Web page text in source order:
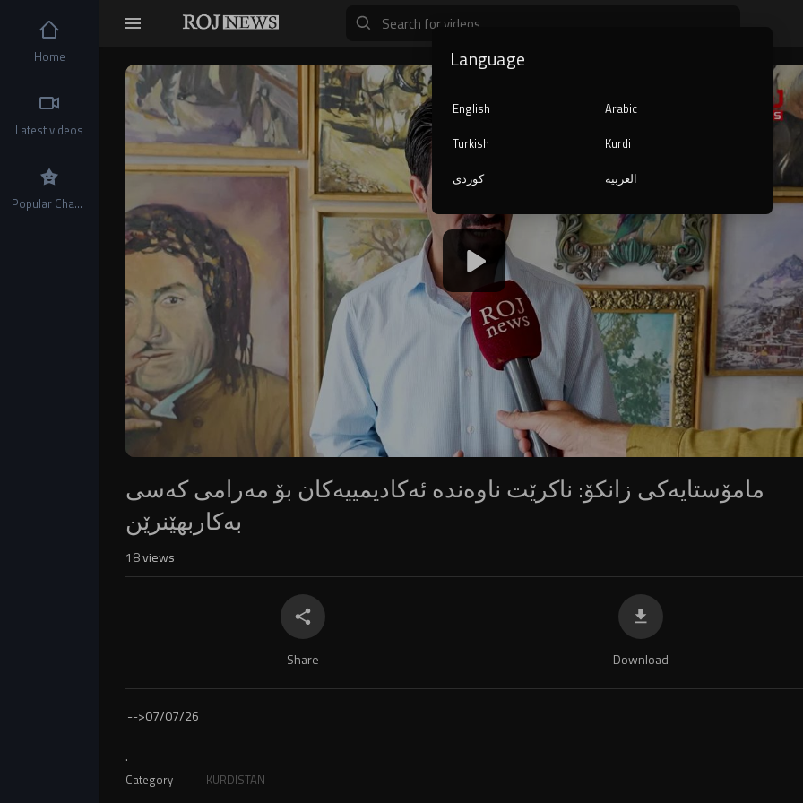
Video
Player
1080p
240p
auto
مامۆستایەکی زانکۆ: ناکرێت ناوەندە ئەکادیمییەکان بۆ مەرامی کەسی
بەکاربهێنرێن
18views
Share Download
-->07/07/26
.
Category KURDISTAN
Home
Latest videos
Popular Channels
Language
English
Arabic
Turkish
Kurdi
کوردی
العربية